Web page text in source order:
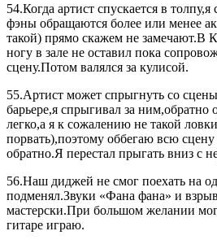
54.Когда артист спускается в
фэны обращаются более или менее
такой) прямо скажем не замечают.В
ногу в зале не оставил пока
сцену.Потом валялся за кулисой.
55.Артист может спрыгнуть со
барьере,я спрыгивал за ним,обратно
легко,а я к сожалению не такой
порвать),поэтому оббегаю всю
обратно.Я перестал прыгать вниз с
56.Наш диджей не смог поехать на
подменял.Звуки «Фана фана» и
мастерски.При большом желании
гитаре играю.